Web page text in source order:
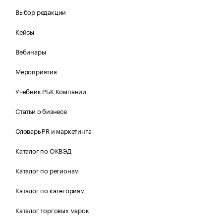
Выбор редакции
Кейсы
Вебинары
Мероприятия
Учебник РБК Компании
Статьи о бизнесе
Словарь PR и маркетинга
Каталог по ОКВЭД
Каталог по регионам
Каталог по категориям
Каталог торговых марок